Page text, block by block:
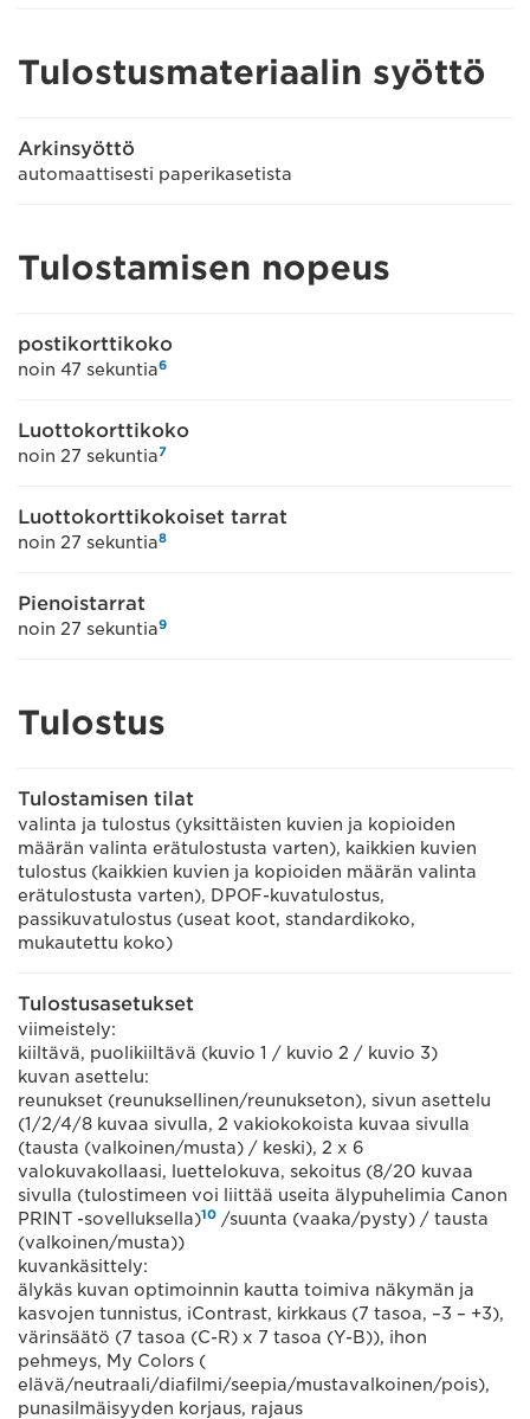
Tulostusmateriaalin syöttö
Arkinsyöttö
automaattisesti paperikasetista
Tulostamisen nopeus
postikorttikoko
noin 47 sekuntia6
Luottokorttikoko
noin 27 sekuntia7
Luottokorttikokoiset tarrat
noin 27 sekuntia8
Pienoistarrat
noin 27 sekuntia9
Tulostus
Tulostamisen tilat
valinta ja tulostus (yksittäisten kuvien ja kopioiden
määrän valinta erätulostusta varten), kaikkien kuvien
tulostus (kaikkien kuvien ja kopioiden määrän valinta
erätulostusta varten), DPOF-kuvatulostus,
passikuvatulostus (useat koot, standardikoko,
mukautettu koko)
Tulostusasetukset
viimeistely:
kiiltävä, puolikiiltävä (kuvio 1 / kuvio 2 / kuvio 3)
kuvan asettelu:
reunukset (reunuksellinen/reunukseton), sivun asettelu
(1/2/4/8 kuvaa sivulla, 2 vakiokokoista kuvaa sivulla
(tausta (valkoinen/musta) / keski), 2 x 6
valokuvakollaasi, luettelokuva, sekoitus (8/20 kuvaa
sivulla (tulostimeen voi liittää useita älypuhelimia Canon
PRINT -sovelluksella)10 /suunta (vaaka/pysty) / tausta
(valkoinen/musta))
kuvankäsittely:
älykäs kuvan optimoinnin kautta toimiva näkymän ja
kasvojen tunnistus, iContrast, kirkkaus (7 tasoa, –3 – +3),
värinsäätö (7 tasoa (C-R) x 7 tasoa (Y-B)), ihon
pehmeys, My Colors (
elävä/neutraali/diafilmi/seepia/mustavalkoinen/pois),
punasilmäisyyden korjaus, rajaus